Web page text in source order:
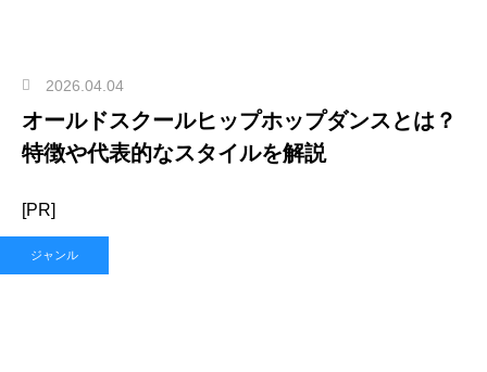
2026.04.04
オールドスクールヒップホップダンスとは？
特徴や代表的なスタイルを解説
[PR]
ジャンル